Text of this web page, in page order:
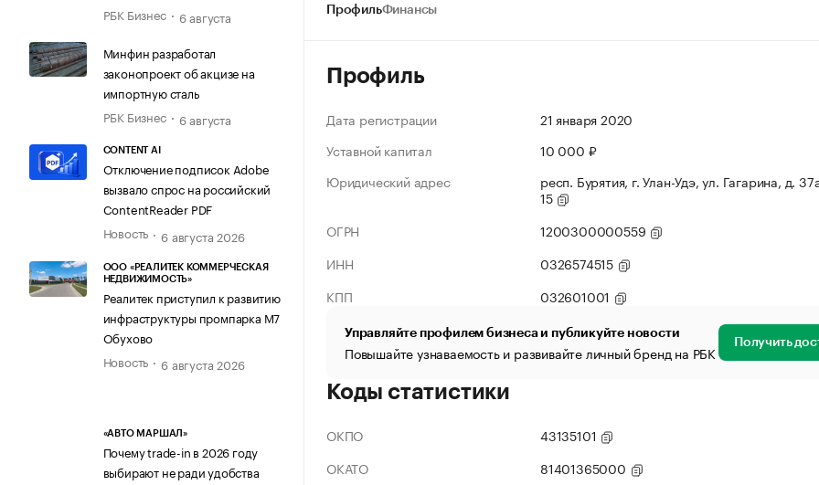
РБК Бизнес
6 августа
Минфин разработал
законопроект об акцизе на
импортную сталь
РБК Бизнес
6 августа
CONTENT AI
Отключение подписок Adobe
вызвало спрос на российский
ContentReader PDF
Новость
6 августа 2026
ООО «РЕАЛИТЕК КОММЕРЧЕСКАЯ
НЕДВИЖИМОСТЬ»
Реалитек приступил к развитию
инфраструктуры промпарка М7
Обухово
Новость
6 августа 2026
«АВТО МАРШАЛ»
Почему trade-in в 2026 году
выбирают не ради удобства
ПрофильФинансы
Профиль
Дата регистрации
21 января 2020
Уставной капитал
10 000 ₽
Юридический адрес
респ. Бурятия, г. Улан-Удэ, ул. Гагарина, д.
15
ОГРН
1200300000559
ИНН
0326574515
КПП
032601001
Управляйте профилем бизнеса и публикуйте новости
Повышайте узнаваемость и развивайте личный бренд на РБК Получить
Коды статистики
ОКПО
43135101
ОКАТО
81401365000